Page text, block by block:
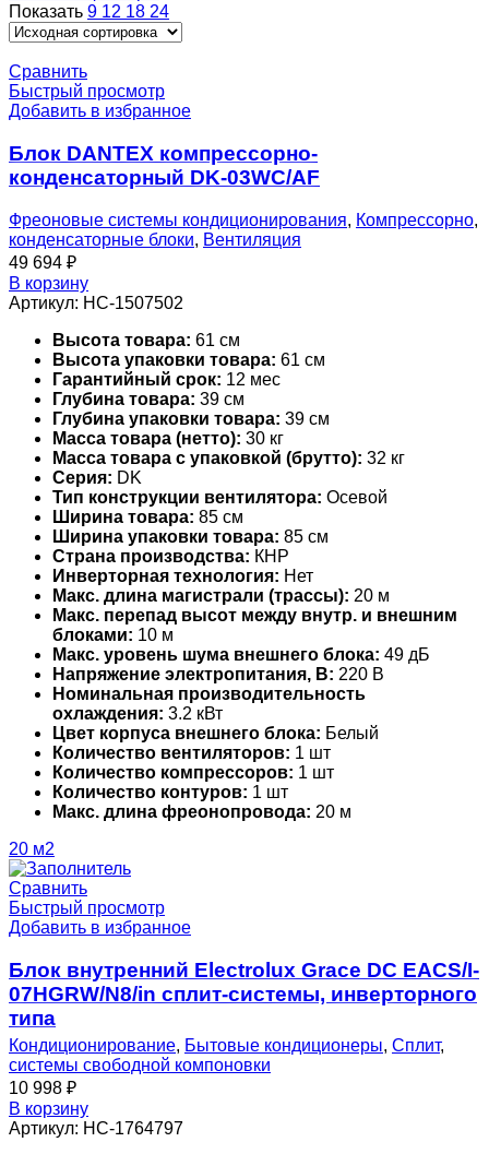
Показать 9 12 18 24
Сравнить
Быстрый просмотр
Добавить в избранное
Блок DANTEX компрессорно-
конденсаторный DK-03WC/AF
Фреоновые системы кондиционирования, Компрессорно,
конденсаторные блоки, Вентиляция
49 694 ₽
В корзину
Артикул: НС-1507502
Высота товара: 61 см
Высота упаковки товара: 61 см
Гарантийный срок: 12 мес
Глубина товара: 39 см
Глубина упаковки товара: 39 см
Масса товара (нетто): 30 кг
Масса товара с упаковкой (брутто): 32 кг
Серия: DK
Тип конструкции вентилятора: Осевой
Ширина товара: 85 см
Ширина упаковки товара: 85 см
Страна производства: КНР
Инверторная технология: Нет
Макс. длина магистрали (трассы): 20 м
Макс. перепад высот между внутр. и внешним
блоками: 10 м
Макс. уровень шума внешнего блока: 49 дБ
Напряжение электропитания, В: 220 В
Номинальная производительность
охлаждения: 3.2 кВт
Цвет корпуса внешнего блока: Белый
Количество вентиляторов: 1 шт
Количество компрессоров: 1 шт
Количество контуров: 1 шт
Макс. длина фреонопровода: 20 м
20 м2
Сравнить
Быстрый просмотр
Добавить в избранное
Блок внутренний Electrolux Grace DC EACS/I-
07HGRW/N8/in сплит-системы, инверторного
типа
Кондиционирование, Бытовые кондиционеры, Сплит,
системы свободной компоновки
10 998 ₽
В корзину
Артикул: НС-1764797